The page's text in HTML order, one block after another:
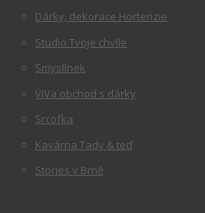
Dárky, dekorace Hortenzie
Studio Tvoje chvíle
Smyslínek
ViVa obchod s dárky
Srcofka
Kavárna Tady & teď
Stories v Brně